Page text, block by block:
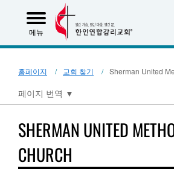
메뉴
홈페이지 교회 찾기 Sherman United
페이지 번역 ▼
SHERMAN UNITED
CHURCH